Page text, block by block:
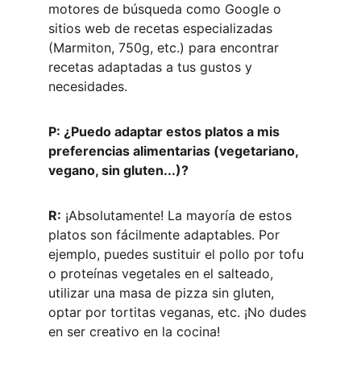
motores de búsqueda como Google o
sitios web de recetas especializadas
(Marmiton, 750g, etc.) para encontrar
recetas adaptadas a tus gustos y
necesidades.
P: ¿Puedo adaptar estos platos a mis
preferencias alimentarias (vegetariano,
vegano, sin gluten...)?
R: ¡Absolutamente! La mayoría de estos
platos son fácilmente adaptables. Por
ejemplo, puedes sustituir el pollo por tofu
o proteínas vegetales en el salteado,
utilizar una masa de pizza sin gluten,
optar por tortitas veganas, etc. ¡No dudes
en ser creativo en la cocina!